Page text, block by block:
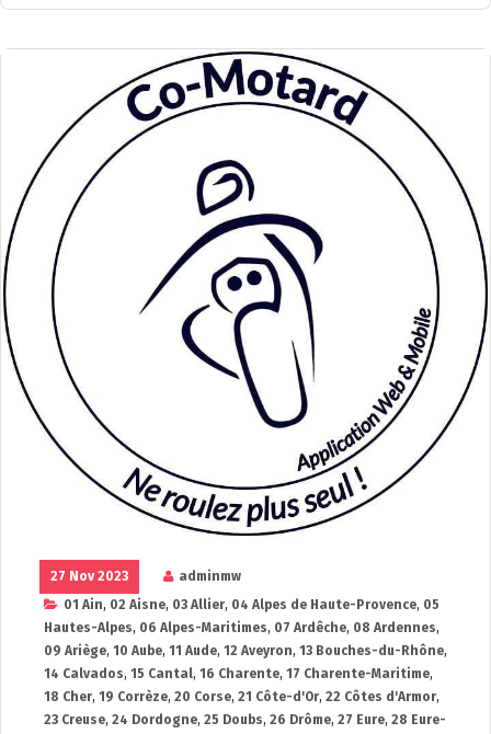
27 Nov 2023
adminmw
01 Ain, 02 Aisne, 03 Allier, 04 Alpes de Haute-Provence, 05
Hautes-Alpes, 06 Alpes-Maritimes, 07 Ardêche, 08 Ardennes,
09 Ariège, 10 Aube, 11 Aude, 12 Aveyron, 13 Bouches-du-Rhône,
14 Calvados, 15 Cantal, 16 Charente, 17 Charente-Maritime,
18 Cher, 19 Corrèze, 20 Corse, 21 Côte-d'Or, 22 Côtes d'Armor,
23 Creuse, 24 Dordogne, 25 Doubs, 26 Drôme, 27 Eure, 28 Eure-